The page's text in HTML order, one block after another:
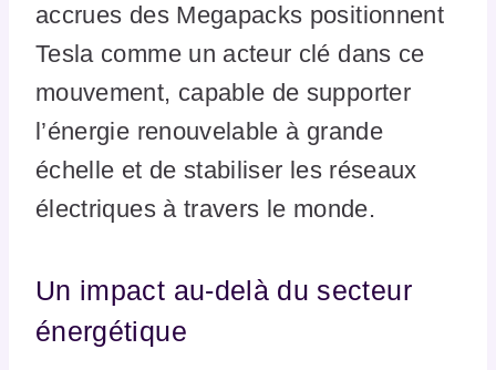
accrues des Megapacks positionnent
Tesla comme un acteur clé dans ce
mouvement, capable de supporter
l’énergie renouvelable à grande
échelle et de stabiliser les réseaux
électriques à travers le monde.
Un impact au-delà du secteur
énergétique